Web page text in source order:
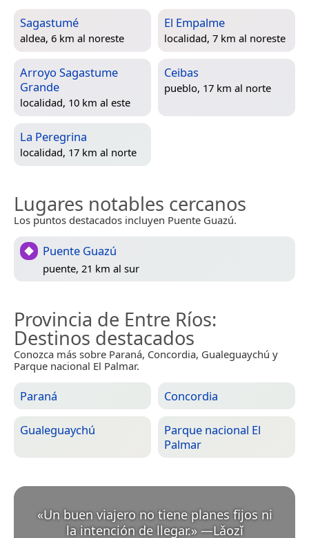
Sagastumé
aldea, 6 km al noreste
El Empalme
localidad, 7 km al noreste
Arroyo Sagastume
Grande
localidad, 10 km al este
Ceibas
pueblo, 17 km al norte
La Peregrina
localidad, 17 km al norte
Lugares notables cercanos
Los puntos destacados incluyen Puente Guazú.
Puente Guazú
puente, 21 km al sur
Provincia de Entre Ríos:
Destinos destacados
Conozca más sobre Paraná, Concordia, Gualeguaychú y
Parque nacional El Palmar.
Paraná Concordia
Gualeguaychú
Parque nacional El
Palmar
«Un buen viajero no tiene planes fijos ni
la intención de llegar.» —Lǎozǐ